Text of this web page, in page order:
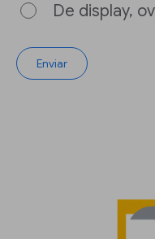
De display,
Enviar